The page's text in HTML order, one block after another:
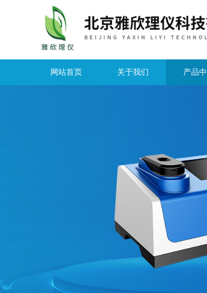
网站首页 关于我们 产品